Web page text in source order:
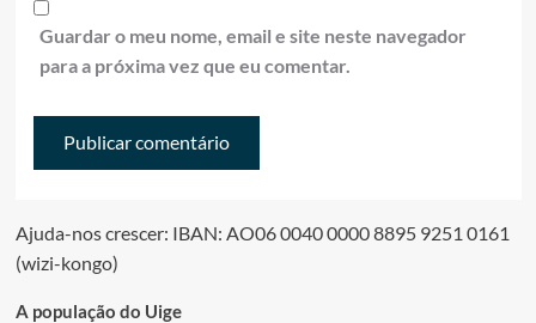
Guardar o meu nome, email e site neste navegador
para a próxima vez que eu comentar.
Ajuda-nos crescer: IBAN: AO06 0040 0000 8895 9251 0161
(wizi-kongo)
A população do Uige